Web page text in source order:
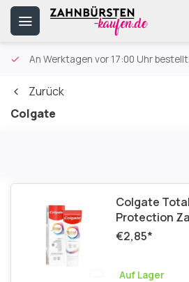
An Werktagen vor 17:00 Uhr
Zurück
Colgate
Colgate
Protection
€2,85*
Auf Lager